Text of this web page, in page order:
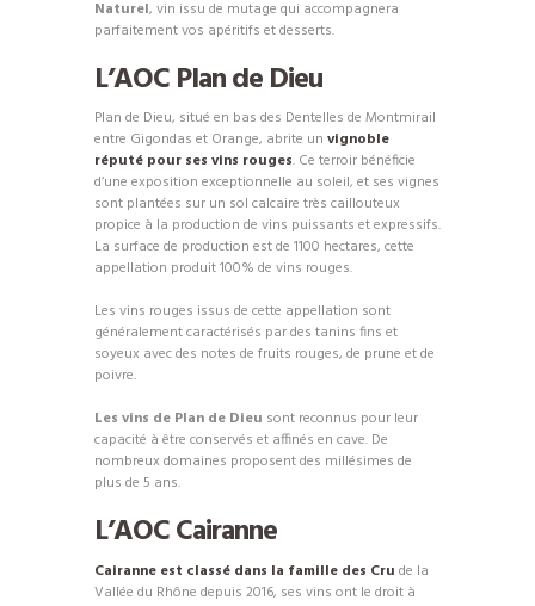
Naturel, vin issu de mutage qui accompagnera
parfaitement vos apéritifs et desserts.
L’AOC Plan de Dieu
Plan de Dieu, situé en bas des Dentelles de Montmirail
entre Gigondas et Orange, abrite un vignoble
réputé pour ses vins rouges. Ce terroir bénéficie
d’une exposition exceptionnelle au soleil, et ses vignes
sont plantées sur un sol calcaire très caillouteux
propice à la production de vins puissants et expressifs.
La surface de production est de 1100 hectares, cette
appellation produit 100% de vins rouges.
Les vins rouges issus de cette appellation sont
généralement caractérisés par des tanins fins et
soyeux avec des notes de fruits rouges, de prune et de
poivre.
Les vins de Plan de Dieu sont reconnus pour leur
capacité à être conservés et affinés en cave. De
nombreux domaines proposent des millésimes de
plus de 5 ans.
L’AOC Cairanne
Cairanne est classé dans la famille des Cru de la
Vallée du Rhône depuis 2016, ses vins ont le droit à